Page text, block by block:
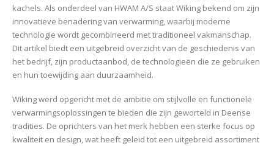
kachels. Als onderdeel van HWAM A/S staat Wiking bekend om zijn
innovatieve benadering van verwarming, waarbij moderne
technologie wordt gecombineerd met traditioneel vakmanschap.
Dit artikel biedt een uitgebreid overzicht van de geschiedenis van
het bedrijf, zijn productaanbod, de technologieën die ze gebruiken
en hun toewijding aan duurzaamheid.
Wiking werd opgericht met de ambitie om stijlvolle en functionele
verwarmingsoplossingen te bieden die zijn geworteld in Deense
tradities. De oprichters van het merk hebben een sterke focus op
kwaliteit en design, wat heeft geleid tot een uitgebreid assortiment